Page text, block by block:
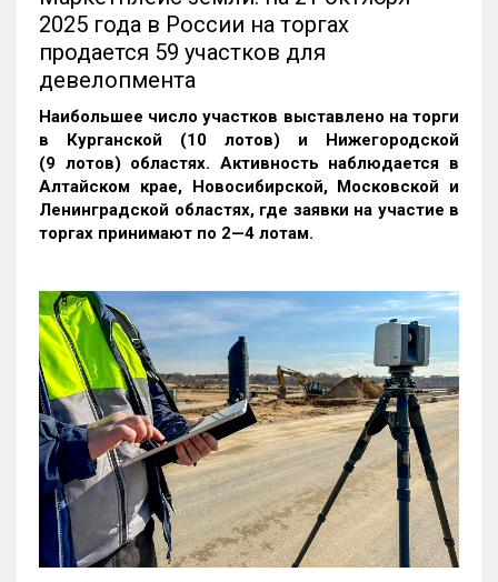
2025 года в России на торгах
продается 59 участков для
девелопмента
Наибольшее число участков выставлено на торги
в Курганской (10 лотов) и Нижегородской
(9 лотов) областях. Активность наблюдается в
Алтайском крае, Новосибирской, Московской и
Ленинградской областях, где заявки на участие в
торгах принимают по 2—4 лотам.